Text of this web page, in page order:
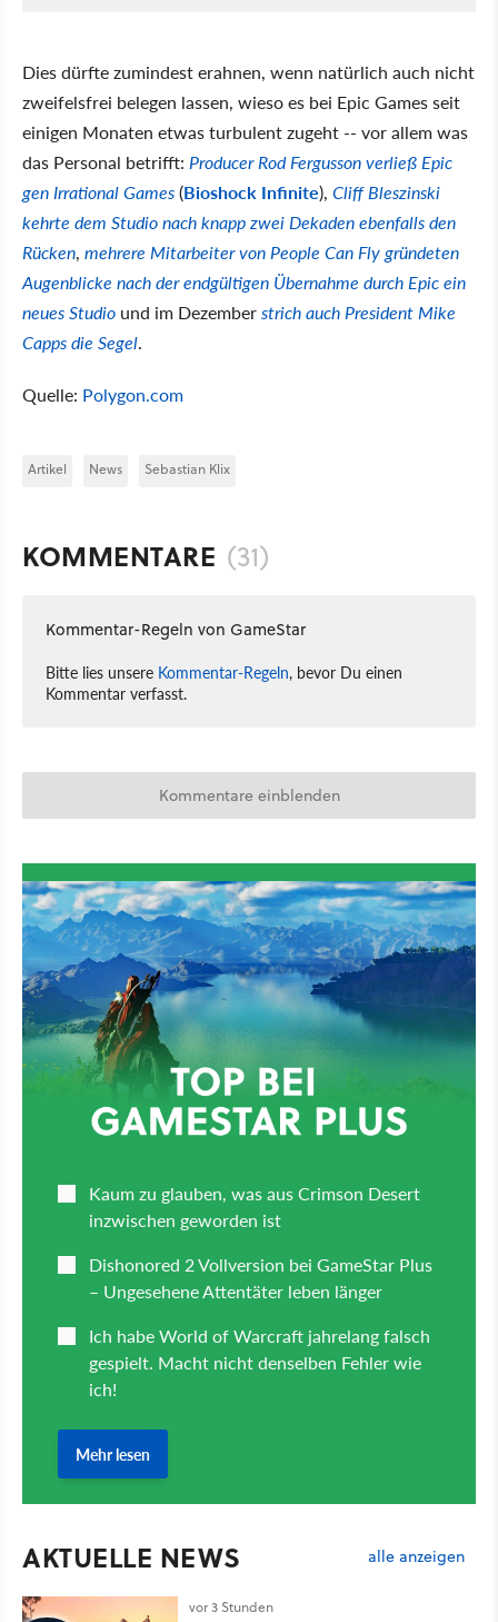
Dies dürfte zumindest erahnen, wenn natürlich auch nicht
zweifelsfrei belegen lassen, wieso es bei Epic Games seit
einigen Monaten etwas turbulent zugeht -- vor allem was
das Personal betrifft: Producer Rod Fergusson verließ Epic
gen Irrational Games(Bioshock Infinite), Cliff Bleszinski
kehrte dem Studio nach knapp zwei Dekaden ebenfalls den
Rücken, mehrere Mitarbeiter von People Can Fly gründeten
Augenblicke nach der endgültigen Übernahme durch Epic ein
neues Studio und im Dezemberstrich auch President Mike
Capps die Segel.
Quelle: Polygon.com
Artikel News Sebastian Klix
KOMMENTARE (31)
Kommentar-Regeln von GameStar
Bitte lies unsere Kommentar-Regeln, bevor Du einen
Kommentar verfasst.
Kommentare einblenden
AKTUELLE NEWS alle anzeigen
vor 3 Stunden